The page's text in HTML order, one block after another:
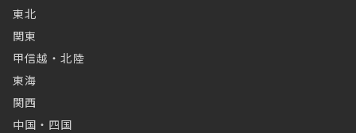
東北
関東
甲信越・北陸
東海
関西
中国・四国